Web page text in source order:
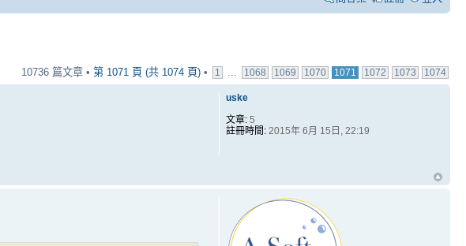
10736 篇文章 • 第 1071 頁 (共 1074 頁) • 1 1068 1069 1070 1071 1072 1073 1074
uske
文章:5
註冊時間:2015年 6月 15日, 22:19